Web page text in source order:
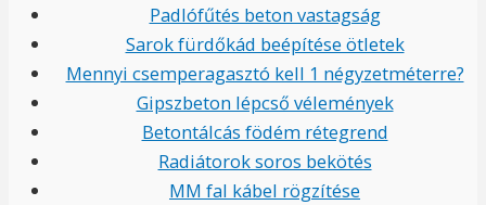
Padlófűtés beton vastagság
Sarok fürdőkád beépítése ötletek
Mennyi csemperagasztó kell 1 négyzetméterre?
Gipszbeton lépcső vélemények
Betontálcás födém rétegrend
Radiátorok soros bekötés
MM fal kábel rögzítése